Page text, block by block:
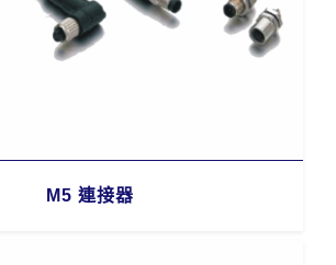
M5 連接器